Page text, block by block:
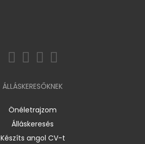
ÁLLÁSKERESŐKNEK
Önéletrajzom
Álláskeresés
Készíts angol CV-t